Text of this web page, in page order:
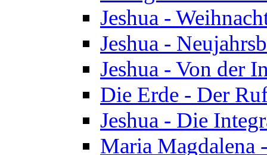
Jeshua -
Jeshua -
Jeshua - Von der
Die Erde - Der
Jeshua - Die
Maria Magdalena